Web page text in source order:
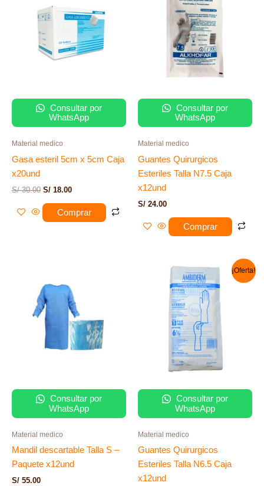
Consultar por
WhatsApp
Material medico
Gasa esteril 5cm x 5cm Caja
x20und
S/30.00
era:
S/ 30.00.
S/ 18.00
S/ 18.00.
Comprar
Consultar por
WhatsApp
Material medico
Guantes Quirurgicos
Esteriles Talla N7.5 Caja
x12und
S/ 24.00
Comprar
Consultar por
WhatsApp
Material medico
Mandil descartable Talla S –
Paquete x12und
S/ 55.00
¡Oferta!
Consultar por
WhatsApp
Material medico
Guantes Quirurgicos
Esteriles Talla N6.5 Caja
x12und
El
precio
original
era:
S/ 30.00.
El
precio
actual
es:
S/ 24.00.